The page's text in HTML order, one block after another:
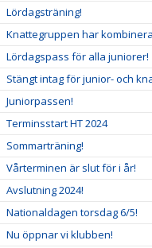
Lördagsträning!
Knattegruppen har
Lördagspass för alla juniorer!
Stängt intag för junior- och
Juniorpassen!
Terminsstart HT 2024
Sommarträning!
Vårterminen är slut för i år!
Avslutning 2024!
Nationaldagen torsdag 6/5!
Nu öppnar vi klubben!